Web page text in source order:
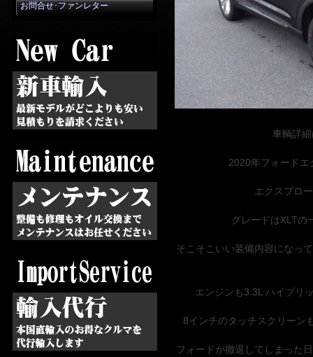
お問合せ･ファンレター
車輌詳
2020年フォード
エクスプロ
グレードはXLTの
そこそこいい装備内容になっ
エンジンも3.3L ハイブリ
8インチのタッチスクリーン
フォードが撤退してしまった